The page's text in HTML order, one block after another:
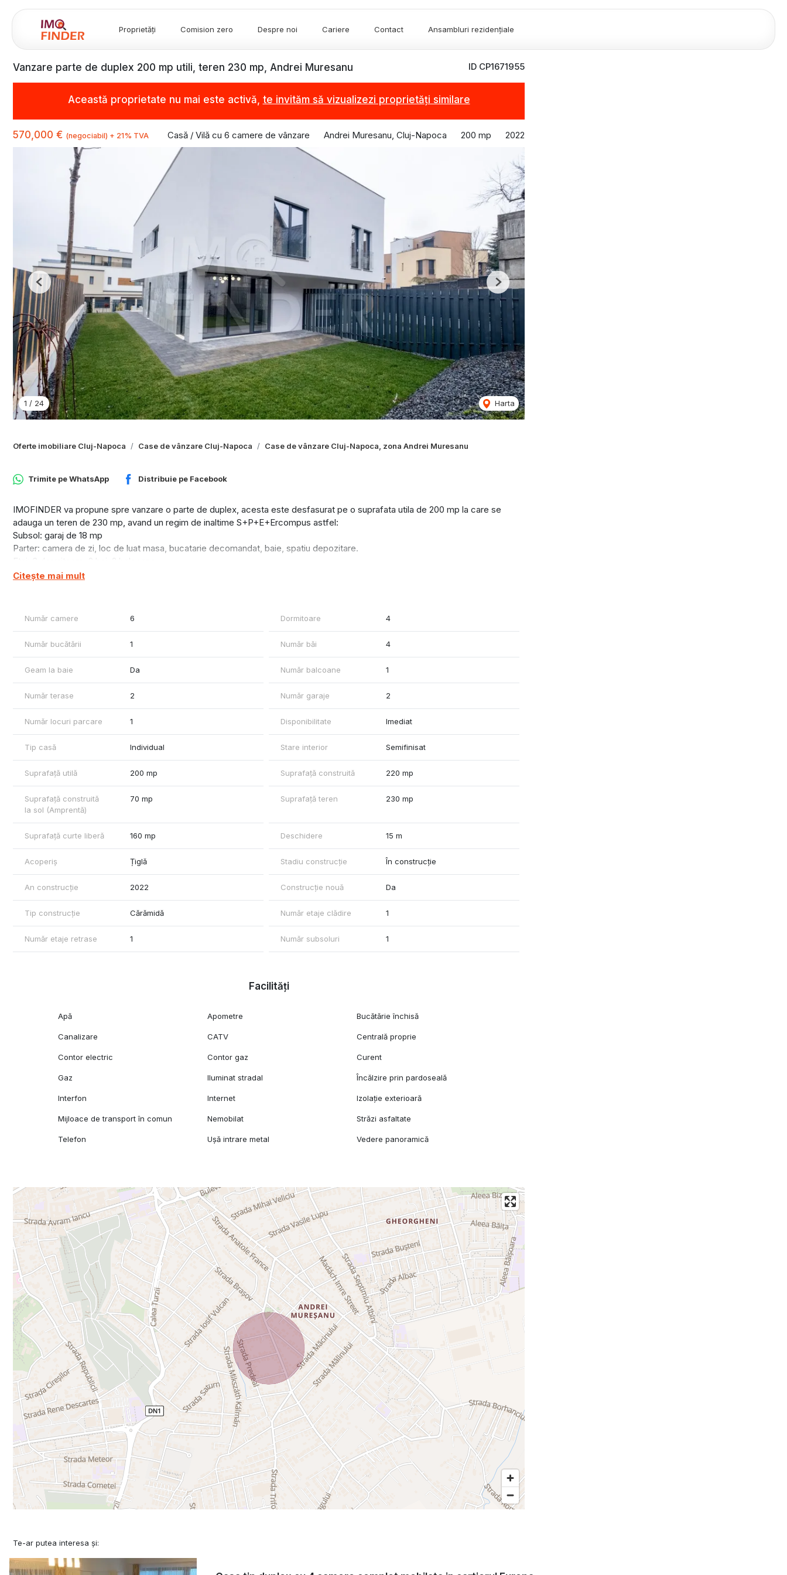
Proprietăți Comision zero Despre noi Cariere Contact Ansambluri rezidențiale
ID CP1671955
Vanzare parte de duplex 200 mp utili, teren 230 mp, Andrei Muresanu
Această proprietate nu mai este activă, te invităm să vizualizezi proprietăți similare
570,000 € (negociabil) + 21% TVA Casă / Vilă cu 6 camere de vânzare Andrei Muresanu, Cluj-Napoca 200 mp 2022
1 / 24 Harta
Previous Next
Oferte imobiliare Cluj-Napoca Case de vânzare Cluj-Napoca Case de vânzare Cluj-Napoca, zona Andrei Muresanu
Trimite peWhatsApp Distribuie pe Facebook
IMOFINDER va propune spre vanzare o parte de duplex, acesta este desfasurat pe o suprafata utila de 200 mp la care se
adauga un teren de 230 mp, avand un regim de inaltime S+P+E+Ercompus astfel:
Subsol: garaj de 18 mp
Parter: camera de zi, loc de luat masa, bucatarie decomandat, baie, spatiu depozitare.
Etaj retras: 2 camere, 2 terase, hol, baie
pardoseala de la Rehau, ferestre pvc Rehau 7 camere su 3 sticle cu folii anticondens, interior si exterior.
Pentru alte detalii si vizionari va rugam sa ne contactati!
Citește mai mult
Număr camere 6 Dormitoare 4
Număr bucătării 1 Număr băi 4
Geam la baie Da Număr balcoane 1
Număr terase 2 Număr garaje 2
Număr locuri parcare 1 Disponibilitate Imediat
Tip casă Individual Stare interior Semifinisat
Suprafață utilă 200 mp Suprafață construită 220 mp
Suprafață construită
la sol (Amprentă)
70 mp Suprafață teren 230 mp
Suprafață curte liberă 160 mp Deschidere 15 m
Acoperiș Țiglă Stadiu construcție În construcție
An construcție 2022 Construcție nouă Da
Tip construcție Cărămidă Număr etaje clădire 1
Număr etaje retrase 1 Număr subsoluri 1
Facilități
Apă Apometre Bucătărie închisă
Canalizare CATV Centrală proprie
Contor electric Contor gaz Curent
Gaz Iluminat stradal Încălzire prin pardoseală
Interfon Internet Izolație exterioară
Mijloace de transport în comun Nemobilat Străzi asfaltate
Telefon Ușă intrare metal Vedere panoramică
Te-ar putea interesa și: